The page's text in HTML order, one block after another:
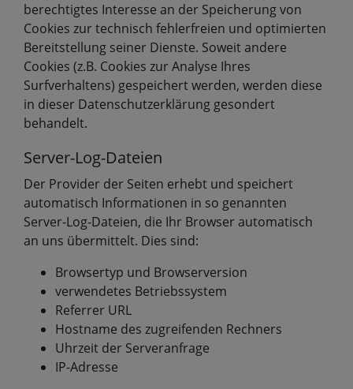
berechtigtes Interesse an der Speicherung von
Cookies zur technisch fehlerfreien und optimierten
Bereitstellung seiner Dienste. Soweit andere
Cookies (z.B. Cookies zur Analyse Ihres
Surfverhaltens) gespeichert werden, werden diese
in dieser Datenschutzerklärung gesondert
behandelt.
Server-Log-Dateien
Der Provider der Seiten erhebt und speichert
automatisch Informationen in so genannten
Server-Log-Dateien, die Ihr Browser automatisch
an uns übermittelt. Dies sind:
Browsertyp und Browserversion
verwendetes Betriebssystem
Referrer URL
Hostname des zugreifenden Rechners
Uhrzeit der Serveranfrage
IP-Adresse